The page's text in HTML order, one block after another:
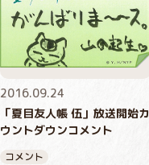
2016.09.24
「夏目友人帳 伍」放送開始カ
ウントダウンコメント
コメント